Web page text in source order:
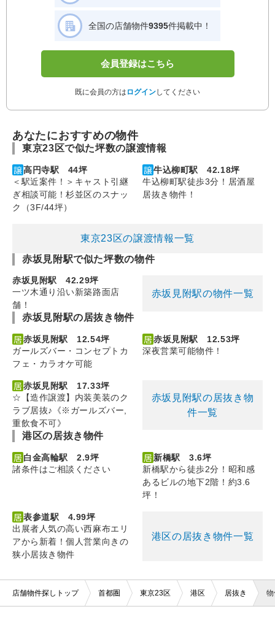
全国の店舗物件9395件掲載中！
会員登録はこちら
既に会員の方は ログインしてください
あなたにおすすめの物件
東京23区で似た坪数の譲渡情報
高円寺駅 44坪
＜駅近案件！＞キャスト引継
ぎ相談可能！杉並区のスナッ
ク（3F/44坪）
牛込柳町駅 42.18坪
牛込柳町駅徒歩3分！居酒屋
居抜き物件！
東京23区の譲渡情報一覧
赤坂見附駅で似た坪数の物件
赤坂見附駅 42.29坪
一ツ木通り沿い新築路面店
舗！
赤坂見附駅の物件一覧
赤坂見附駅の居抜き物件
赤坂見附駅 12.54坪
ガールズバー・コンセプトカ
フェ・カラオケ可能
赤坂見附駅 12.53坪
深夜営業可能物件！
赤坂見附駅 17.33坪
☆【造作譲渡】内装美装のク
ラブ居抜♪《※ガールズバー,
重飲食不可》
赤坂見附駅の居抜き物
件一覧
港区の居抜き物件
白金高輪駅 2.9坪
諸条件はご相談ください
新橋駅 3.6坪
新橋駅から徒歩2分！昭和感
あるビルの地下2階！約3.6
坪！
表参道駅 4.99坪
出展者人気の高い西麻布エリ
アから新着！個人営業向きの
狭小居抜き物件
港区の居抜き物件一覧
店舗物件探しトップ 首都圏 東京23区 港区 居抜き